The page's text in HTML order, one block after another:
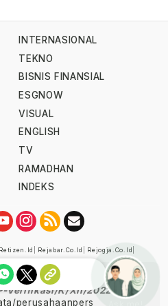
INTERNASIONAL
TEKNO
BISNIS FINANSIAL
ESGNOW
VISUAL
ENGLISH
TV
RAMADHAN
INDEKS
Retizen.id Rejabar.co.id Rejogja.co.id
oleh Dewan Pers
Verifikasi/K/XII/2022
perusahaanpers